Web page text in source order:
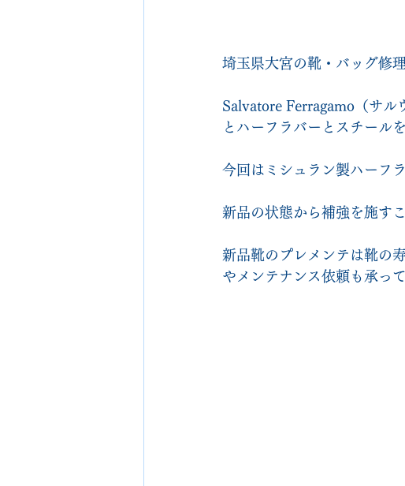
埼玉県大宮の靴・バッグ修
Salvatore Ferragamo（サル
とハーフラバーとスチール
今回はミシュラン製ハーフ
新品の状態から補強を施す
新品靴のプレメンテは靴の
やメンテナンス依頼も承っ